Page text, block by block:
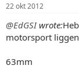
22 okt 2012
@EdGSIwrote:
motorsport
63mm